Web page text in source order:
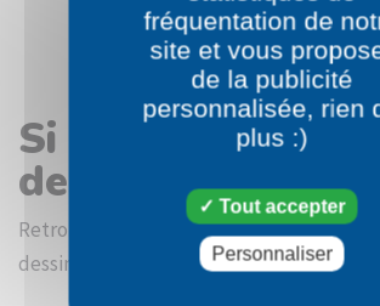
Si vous avez aimé
dessin Simon
Retrouvez d'autres images à colorier
dessin Alvin et les Chipmunks
fréquentation de
site et vous
de la publicité
personnalisée, rien
plus :)
Tout accepter
Personnaliser